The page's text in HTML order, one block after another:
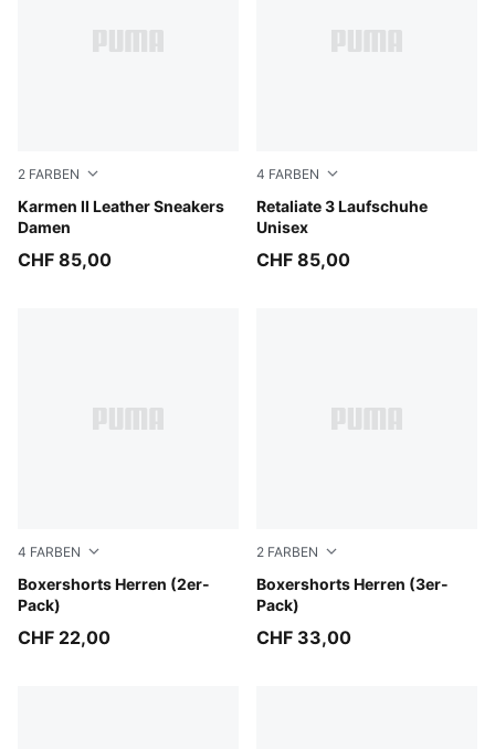
2 FARBEN
Karmen II Leather Sneakers
Damen
PUMA White-PUMA White-PUMA Silver
CHF 85,00
4 FARBEN
Retaliate 3 Laufschuhe
Unisex
Puma Black
CHF 85,00
4 FARBEN
Boxershorts Herren (2er-
Pack)
DENIM
CHF 22,00
2 FARBEN
Boxershorts Herren (3er-
Pack)
grey combo
CHF 33,00